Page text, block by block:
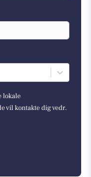
lokale
vil kontakte dig vedr.